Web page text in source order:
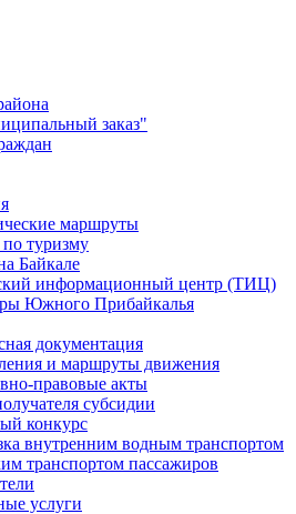
заказ"
маршруты
туризму
Байкале
информационный центр (ТИЦ)
Южного Прибайкалья
документация
и маршруты движения
правовые акты
субсидии
конкурс
внутренним водным транспортом
транспортом пассажиров
услуги